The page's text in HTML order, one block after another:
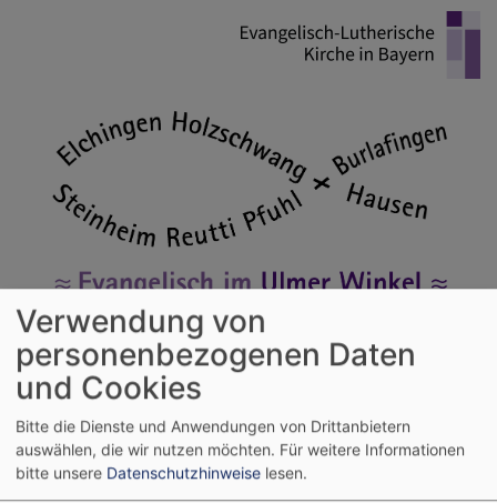
Evangelische Kirchengemeinden im
Ulmer Winkel
Holzschwang - Hausen - Reutti - Steinheim - Pfuhl - Burlafingen - Elchingen
Hauptnavigation
Verwendung von
personenbezogenen Daten
und Cookies
Bitte die Dienste und Anwendungen von Drittanbietern
auswählen, die wir nutzen möchten. Für weitere Informationen
bitte unsere Datenschutzhinweise lesen.